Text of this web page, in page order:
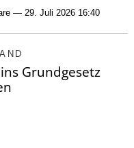
— 29. Juli 2026 16:40
Grundgesetz